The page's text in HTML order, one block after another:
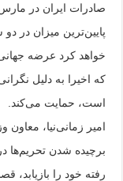
صادرات ایران در
پایین‌ترین میزان در
خواهد کرد عرضه
که اخیرا به دلیل
است، حمایت می‌کند.
امیر زمانی‌نیا، معاون
رفته خود را بازیابد،